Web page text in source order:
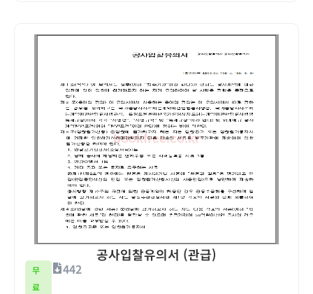
공사입찰유의서 (관급)
무
료
442